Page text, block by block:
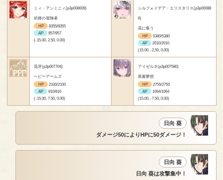
ミィ・アンミニィ(p3p008009)
祈捧の冒険者
HP
8355/8355
AP
957/957
(-15.00, 2.50, 0.00)
シルフォイデア・エリスタリス(p3p00088
6)
花に集う
HP
5380/5380
AP
2010/2010
(15.00, -2.50, 0.00)
迅牙(p3p007704)
ヘビーアームズ
HP
2100/2100
AP
810/810
(-15.00, 7.50, 0.00)
アイゼルネ(p3p007580)
黒紫夢想
HP
2755/2755
AP
1064/1064
(15.00, -7.50, 0.00)
日向 葵
ダメージ50によりHPに50ダメージ！
日向 葵
日向 葵は攻撃集中！